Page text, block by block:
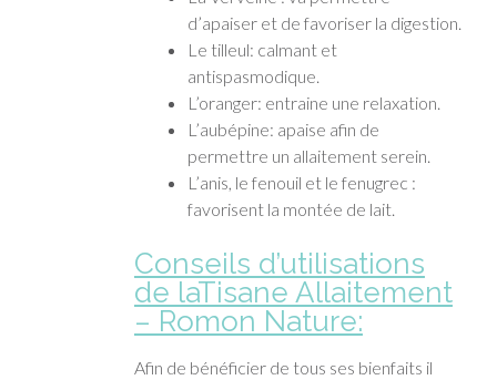
d’apaiser et de favoriser la digestion.
Le tilleul: calmant et
antispasmodique.
L’oranger: entraine une relaxation.
L’aubépine: apaise afin de
permettre un allaitement serein.
L’anis, le fenouil et le fenugrec :
favorisent la montée de lait.
Conseils d’utilisations
de laTisane Allaitement
– Romon Nature:
Afin de bénéficier de tous ses bienfaits il